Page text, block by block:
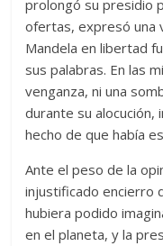
prolongó su presidio
ofertas, expresó una
Mandela en libertad
sus palabras. En las
venganza, ni una
durante su
hecho de que había
Ante el peso de la
injustificado encierro
hubiera podido
en el planeta, y la